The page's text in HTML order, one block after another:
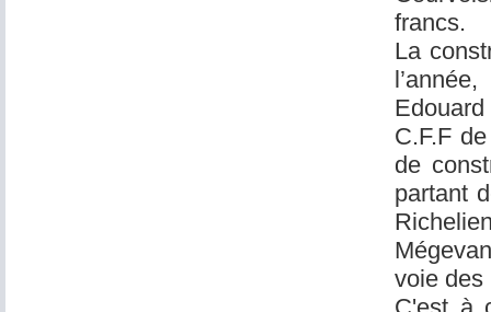
francs.
La
C.F.F
de
partant
voie des